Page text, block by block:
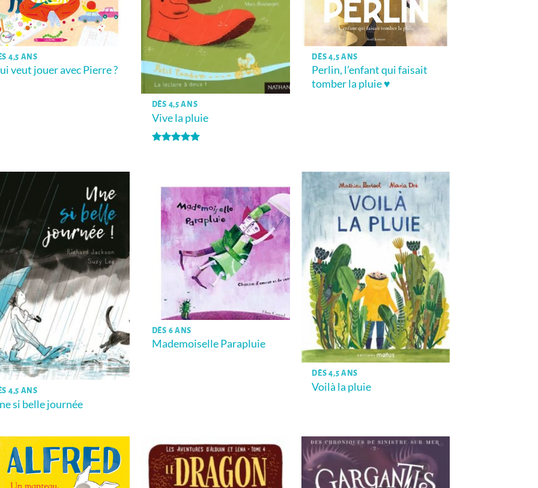
4,5 ANS
veut jouer avec Pierre ?
DÈS 4,5 ANS
Vive la pluie
DÈS 4,5 ANS
Perlin, l’enfant qui faisait
tomber la pluie ♥
4,5 ANS
si belle journée
DÈS 6 ANS
Mademoiselle Parapluie
DÈS 4,5 ANS
Voilà la pluie